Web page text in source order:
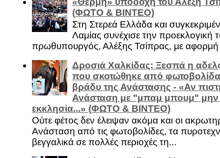
(ΦΩΤΟ & ΒΙΝΤΕΟ)
Στη Στερεά Ελλάδα και
Λαμίας συνέχισε την προεκλογική
πρωθυπουργός, Αλέξης Τσίπρας, με αφορμή
Δροσιά Χαλκίδας: Ξεσπά η
που σκοτώθηκε από φωτοβολίδα
βράδυ της Ανάστασης - «Αν
Ανάσταση με "μπαμ μπουμ" μην
εκκλησία...» (ΦΩΤΟ & ΒΙΝΤΕΟ)
Ούτε φέτος δεν έλειψαν ακόμα και οι
Ανάσταση από τις φωτοβολίδες, τα
βεγγαλικά σε πολλές περιοχές τη...